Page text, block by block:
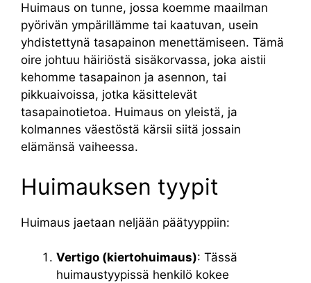
Huimaus on tunne, jossa koemme maailman
pyörivän ympärillämme tai kaatuvan, usein
yhdistettynä tasapainon menettämiseen. Tämä
oire johtuu häiriöstä sisäkorvassa, joka aistii
kehomme tasapainon ja asennon, tai
pikkuaivoissa, jotka käsittelevät
tasapainotietoa. Huimaus on yleistä, ja
kolmannes väestöstä kärsii siitä jossain
elämänsä vaiheessa.
Huimauksen tyypit
Huimaus jaetaan neljään päätyyppiin:
Vertigo (kiertohuimaus): Tässä
huimaustyypissä henkilö kokee